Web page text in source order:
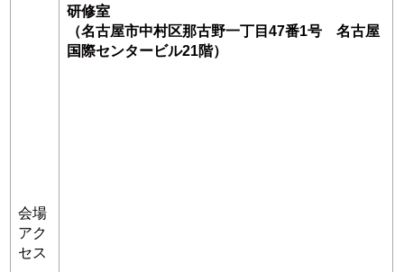
会場
アク
セス
研修室
（名古屋市中村区那古野一丁目47番1号 名古屋
国際センタービル21階）